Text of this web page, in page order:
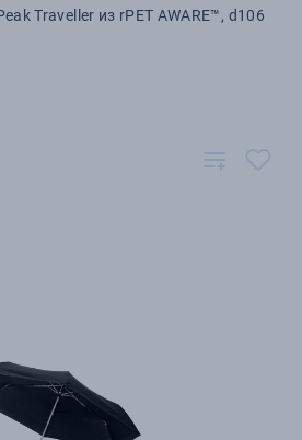
Traveller из rPET AWARE™, d106